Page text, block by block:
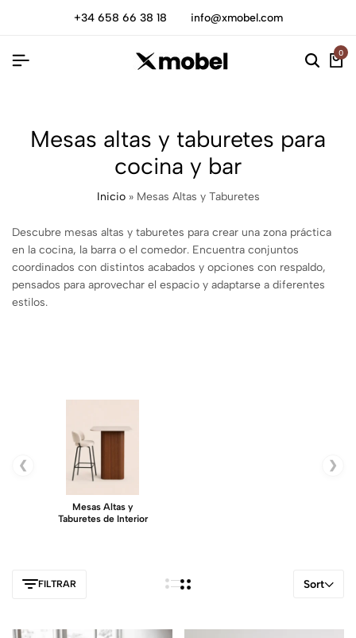
+34 658 66 38 18 info@xmobel.com
0
Mesas altas y taburetes para
cocina y bar
Inicio» Mesas Altas y Taburetes
Descubre mesas altas y taburetes para crear una zona práctica
en la cocina, la barra o el comedor. Encuentra conjuntos
coordinados con distintos acabados y opciones con respaldo,
pensados para aprovechar el espacio y adaptarse a diferentes
estilos.
❮
Mesas Altas y
Taburetes de Interior
❯
FILTRAR Sort